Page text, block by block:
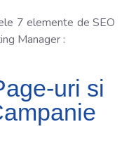
7 elemente de SEO
Manager :
uri si